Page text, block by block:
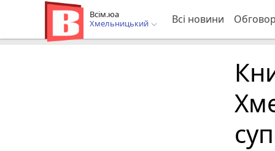
Всім.юа
Хмельницький
Всі новини